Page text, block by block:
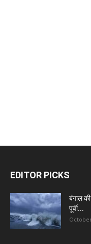
EDITOR PICKS
बंगाल
पूर्वी...